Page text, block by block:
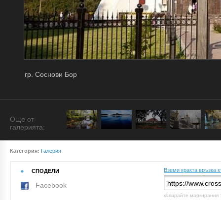
гр. Соснови Бор
Още от
галерията:
Категория: Галерия
СПОДЕЛИ
Facebook
Вземи кракта връзка
копирайте маркирания